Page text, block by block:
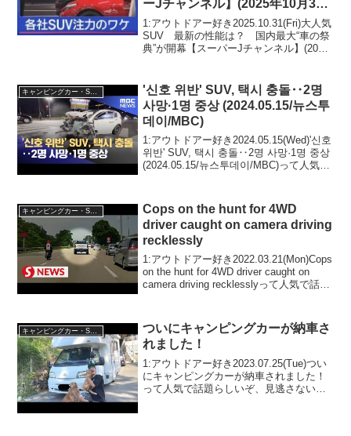
ーJチャンネル】(2025年10月30
日)
1:アウトドアー好き2025.10.31(Fri)大人気
SUV 最新の性能は？ 国内最大“車の祭
典”が開幕【スーパーJチャンネル】(2025
2025.10.31(F...
'신호 위반' SUV, 택시 충돌‥2명
사망·1명 중상 (2024.05.15/뉴스투
데이/MBC)
1:アウトドアー好き2024.05.15(Wed)'신호
위반' SUV, 택시 충돌‥2명 사망·1명 중상
(2024.05.15/뉴스투데이/MBC)って人気で
キャンピングカー・SUV人気車種
Cops on the hunt for 4WD
driver caught on camera driving
recklessly
1:アウトドアー好き2022.03.21(Mon)Cops
on the hunt for 4WD driver caught on
camera driving recklesslyって人気で話題
ついにキャンピングカーが納車さ
れました！
1:アウトドアー好き2023.07.25(Tue)つい
にキャンピングカーが納車されました！
って人気で話題らしいぞ、見逃さない